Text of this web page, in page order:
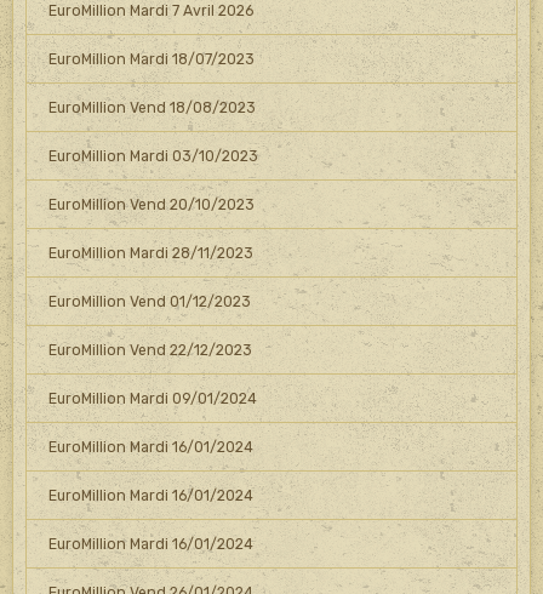
EuroMillion Mardi 7 Avril 2026
EuroMillion Mardi 18/07/2023
EuroMillion Vend 18/08/2023
EuroMillion Mardi 03/10/2023
EuroMillion Vend 20/10/2023
EuroMillion Mardi 28/11/2023
EuroMillion Vend 01/12/2023
EuroMillion Vend 22/12/2023
EuroMillion Mardi 09/01/2024
EuroMillion Mardi 16/01/2024
EuroMillion Mardi 16/01/2024
EuroMillion Mardi 16/01/2024